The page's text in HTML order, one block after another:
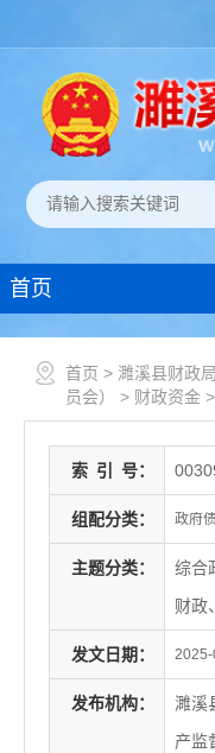
首页
首页 > 濉溪县财政
员会）
> 财政资金 >
索 引 号：
组配分类： 政府
主题分类：
综合
财政
发文日期：
发布机构：
濉溪
产监